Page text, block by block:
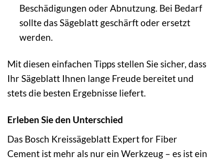
Beschädigungen oder Abnutzung. Bei Bedarf
sollte das Sägeblatt geschärft oder ersetzt
werden.
Mit diesen einfachen Tipps stellen Sie sicher, dass
Ihr Sägeblatt Ihnen lange Freude bereitet und
stets die besten Ergebnisse liefert.
Erleben Sie den Unterschied
Das Bosch Kreissägeblatt Expert for Fiber
Cement ist mehr als nur ein Werkzeug – es ist ein